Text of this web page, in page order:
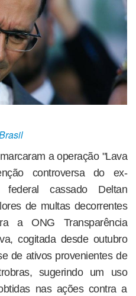
a operação "Lava
controversa do ex-
federal cassado Deltan
de multas decorrentes
a ONG Transparência
cogitada desde outubro
de ativos provenientes de
sugerindo um uso
nas ações contra a